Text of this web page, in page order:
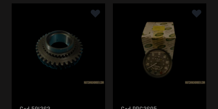
È possibile navigare tra gli elementi del carosello
Premere per saltare il carosello